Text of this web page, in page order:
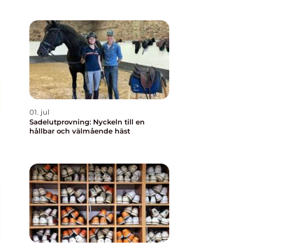
01. jul
Sadelutprovning: Nyckeln till en
hållbar och välmående häst